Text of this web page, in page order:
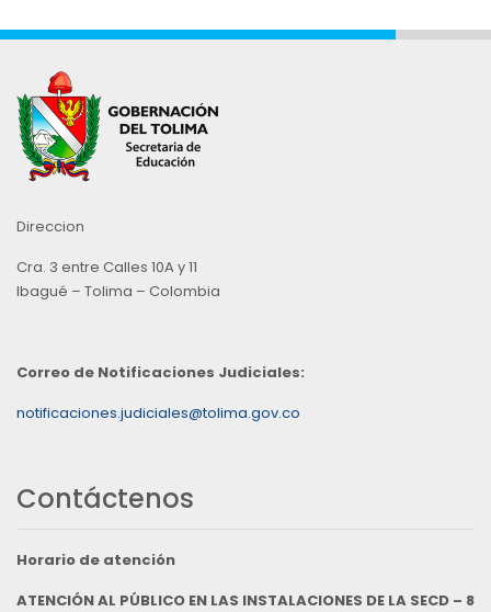
Direccion
Cra. 3 entre Calles 10A y 11
Ibagué – Tolima – Colombia
Correo de Notificaciones Judiciales:
notificaciones.judiciales@tolima.gov.co
Contáctenos
Horario de atención
ATENCIÓN AL PÚBLICO EN LAS INSTALACIONES DE LA SECD – 8